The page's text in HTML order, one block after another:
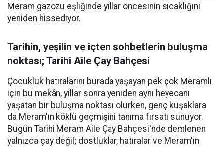
Meram gazozu eşliğinde yıllar öncesinin sıcaklığını
yeniden hissediyor.
Tarihin, yeşilin ve içten sohbetlerin buluşma
noktası; Tarihi Aile Çay Bahçesi
Çocukluk hatıralarını burada yaşayan pek çok Meramlı
için bu mekân, yıllar sonra yeniden aynı heyecanı
yaşatan bir buluşma noktası olurken, genç kuşaklara
da Meram'ın köklü geçmişini tanıma fırsatı sunuyor.
Bugün Tarihi Meram Aile Çay Bahçesi'nde demlenen
yalnızca çay değil; dostluklar, hatıralar ve Meram'ın